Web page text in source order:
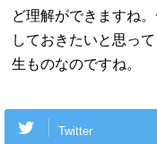
ど理解ができますね
しておきたいと思っ
生ものなのですね。
Twitter